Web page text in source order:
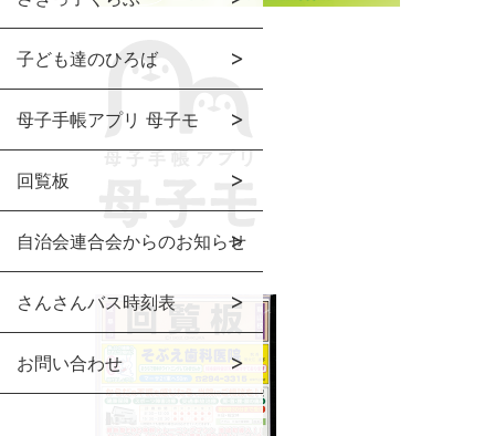
子ども達のひろば
母子手帳アプリ 母子モ
回覧板
自治会連合会からのお知らせ
さんさんバス時刻表
お問い合わせ